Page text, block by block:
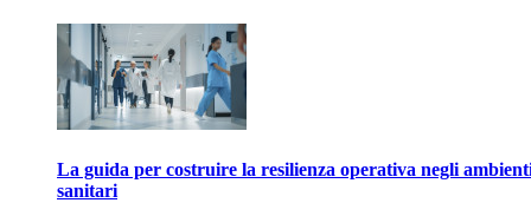
La guida per costruire la resilienza operativa negli
sanitari